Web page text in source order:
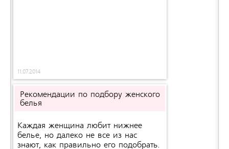
11.07.2014
Рекомендации по подбору женского
белья
Каждая женщина любит нижнее
белье, но далеко не все из нас
знают, как правильно его подобрать.